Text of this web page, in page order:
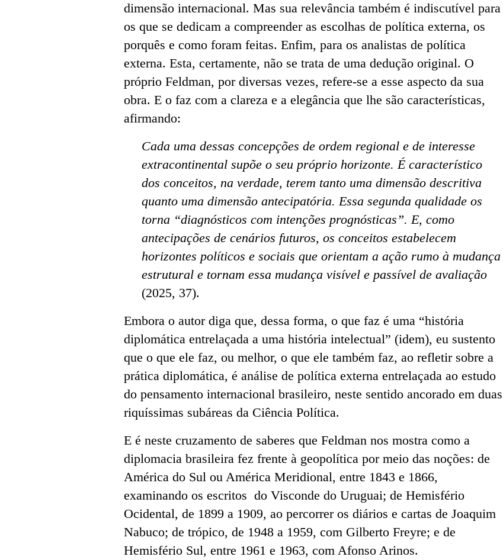
dimensão internacional. Mas sua relevância também é indiscutível para
os que se dedicam a compreender as escolhas de política externa, os
porquês e como foram feitas. Enfim, para os analistas de política
externa. Esta, certamente, não se trata de uma dedução original. O
próprio Feldman, por diversas vezes, refere-se a esse aspecto da sua
obra. E o faz com a clareza e a elegância que lhe são características,
afirmando:
Cada uma dessas concepções de ordem regional e de interesse
extracontinental supõe o seu próprio horizonte. É característico
dos conceitos, na verdade, terem tanto uma dimensão descritiva
quanto uma dimensão antecipatória. Essa segunda qualidade os
torna “diagnósticos com intenções prognósticas”. E, como
antecipações de cenários futuros, os conceitos estabelecem
horizontes políticos e sociais que orientam a ação rumo à mudança
estrutural e tornam essa mudança visível e passível de avaliação
(2025, 37).
Embora o autor diga que, dessa forma, o que faz é uma “história
diplomática entrelaçada a uma história intelectual” (idem), eu sustento
que o que ele faz, ou melhor, o que ele também faz, ao refletir sobre a
prática diplomática, é análise de política externa entrelaçada ao estudo
do pensamento internacional brasileiro, neste sentido ancorado em duas
riquíssimas subáreas da Ciência Política.
E é neste cruzamento de saberes que Feldman nos mostra como a
diplomacia brasileira fez frente à geopolítica por meio das noções: de
América do Sul ou América Meridional, entre 1843 e 1866,
examinando os escritos do Visconde do Uruguai; de Hemisfério
Ocidental, de 1899 a 1909, ao percorrer os diários e cartas de Joaquim
Nabuco; de trópico, de 1948 a 1959, com Gilberto Freyre; e de
Hemisfério Sul, entre 1961 e 1963, com Afonso Arinos.